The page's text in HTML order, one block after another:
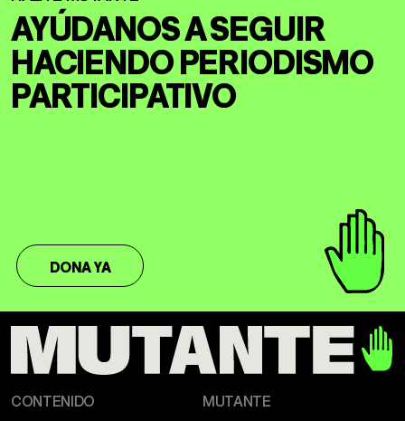
AYÚDANOS A SEGUIR
HACIENDOPERIODISMO
PARTICIPATIVO
DONA YA
CONTENIDO MUTANTE